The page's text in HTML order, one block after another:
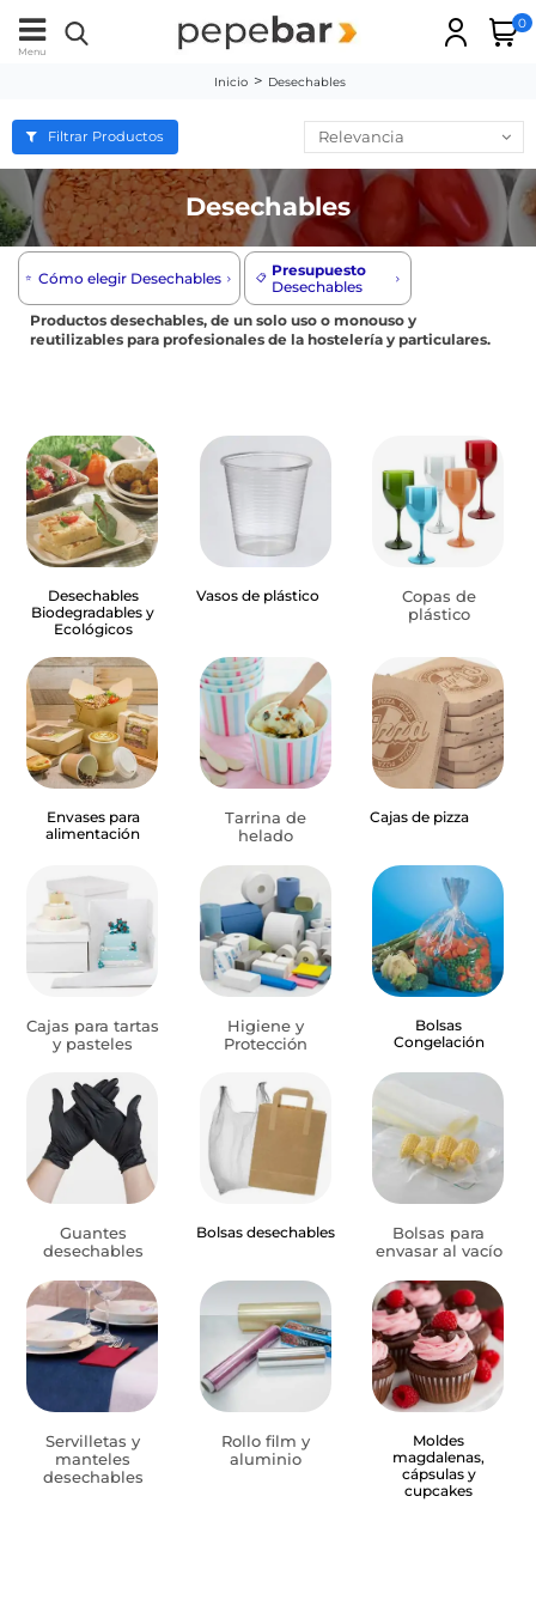
Menu
0
Inicio Desechables
Desechables
Productos desechables, de un solo uso o monouso y
reutilizables para profesionales de la hostelería y particulares.
⭐️ Cómo elegir Desechables 📋 Presupuesto
Desechables
Desechables
Biodegradables y
Ecológicos
Vasos de plástico
Copas de
plástico
Envases para
alimentación
Tarrina de
helado
Cajas de pizza
Cajas para tartas
y pasteles
Higiene y
Protección
Bolsas
Congelación
Guantes
desechables
Bolsas desechables
Bolsas para
envasar al vacío
Servilletas y
manteles
desechables
Rollo film y
aluminio
Moldes
magdalenas,
cápsulas y
cupcakes
Filtrar Productos Relevancia